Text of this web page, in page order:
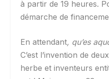
à partir de 19 heures.
démarche de
En attendant, qu’es
C’est l’invention de
herbe et inventeurs